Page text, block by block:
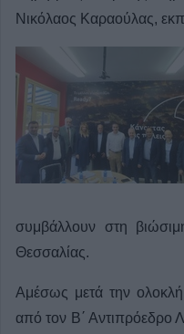
Νικόλαος Καραούλας,
συμβάλλουν στη
Θεσσαλίας.
Αμέσως μετά την
από τον Β΄ Αντιπρόεδρο